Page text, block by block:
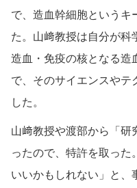
で、造血幹細胞というキ
た。山﨑教授は自分が科
造血・免疫の核となる造
で、そのサイエンスやテ
した。
山﨑教授や渡部から「研
ったので、特許を取った
いいかもしれない」と、